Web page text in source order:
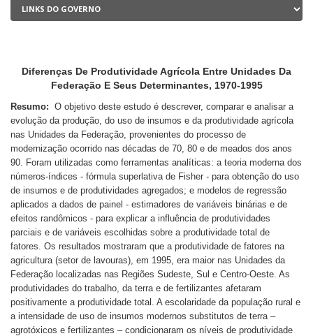
Diferenças De Produtividade Agrícola Entre Unidades Da
Federação E Seus Determinantes, 1970-1995
Resumo: O objetivo deste estudo é descrever, comparar e analisar a
evolução da produção, do uso de insumos e da produtividade agrícola
nas Unidades da Federação, provenientes do processo de
modernização ocorrido nas décadas de 70, 80 e de meados dos anos
90. Foram utilizadas como ferramentas analíticas: a teoria moderna dos
números-índices - fórmula superlativa de Fisher - para obtenção do uso
de insumos e de produtividades agregados; e modelos de regressão
aplicados a dados de painel - estimadores de variáveis binárias e de
efeitos randômicos - para explicar a influência de produtividades
parciais e de variáveis escolhidas sobre a produtividade total de
fatores. Os resultados mostraram que a produtividade de fatores na
agricultura (setor de lavouras), em 1995, era maior nas Unidades da
Federação localizadas nas Regiões Sudeste, Sul e Centro-Oeste. As
produtividades do trabalho, da terra e de fertilizantes afetaram
positivamente a produtividade total. A escolaridade da população rural e
a intensidade de uso de insumos modernos substitutos de terra –
agrotóxicos e fertilizantes – condicionaram os níveis de produtividade